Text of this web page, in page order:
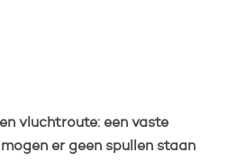
vluchtroute: een vaste
er geen spullen staan